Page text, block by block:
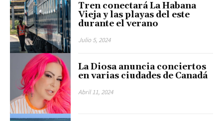
Tren conectará La Habana
Vieja y las playas del este
durante el verano
Julio 5, 2024
La Diosa anuncia conciertos
en varias ciudades de Canadá
Abril 11, 2024